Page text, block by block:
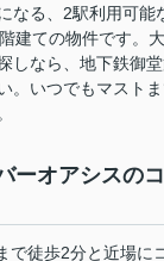
なる、2駅利用可能
建ての物件です。
しなら、地下鉄御
。いつでもマスト
ーオアシスの
で徒歩2分と近場に